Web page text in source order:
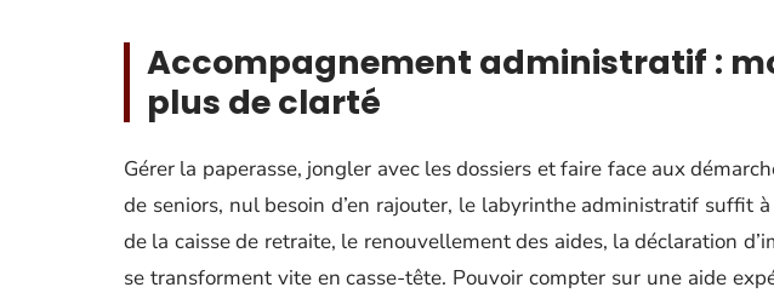
Accompagnement administratif :
plus de clarté
Gérer la paperasse, jongler avec les dossiers et faire face aux
de seniors, nul besoin d’en rajouter, le labyrinthe administratif suffit
de la caisse de retraite, le renouvellement des aides, la déclaration
se transforment vite en casse-tête. Pouvoir compter sur une aide